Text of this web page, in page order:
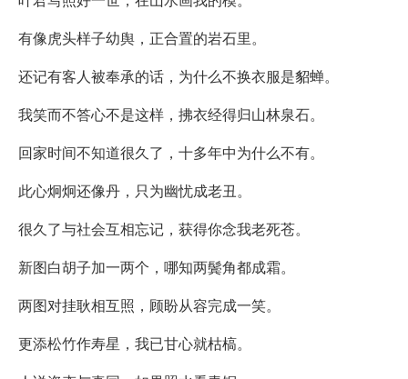
有像虎头样子幼舆，正合置的岩石里。
还记有客人被奉承的话，为什么不换衣服是貂蝉。
我笑而不答心不是这样，拂衣经得归山林泉石。
回家时间不知道很久了，十多年中为什么不有。
此心炯炯还像丹，只为幽忧成老丑。
很久了与社会互相忘记，获得你念我老死苍。
新图白胡子加一两个，哪知两鬓角都成霜。
两图对挂耿相互照，顾盼从容完成一笑。
更添松竹作寿星，我已甘心就枯槁。